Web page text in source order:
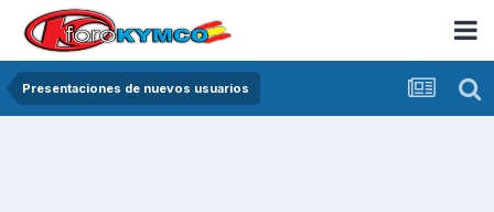
Presentaciones de nuevos usuarios